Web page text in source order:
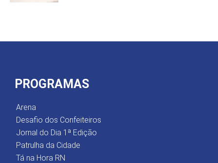
PROGRAMAS
Arena
Desafio dos Confeiteiros
Jornal do Dia 1ª Edição
Patrulha da Cidade
Tá na Hora RN